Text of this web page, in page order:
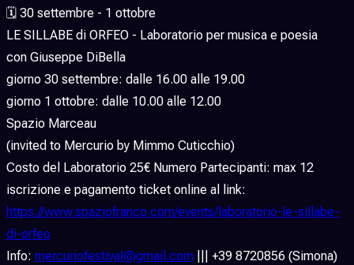
🗓 30 settembre - 1 ottobre
LE SILLABE di ORFEO - Laboratorio per musica e poesia
con Giuseppe DiBella
giorno 30 settembre: dalle 16.00 alle 19.00
giorno 1 ottobre: dalle 10.00 alle 12.00
Spazio Marceau
(invited to Mercurio by Mimmo Cuticchio)
Costo del Laboratorio 25€ Numero Partecipanti: max 12
iscrizione e pagamento ticket online al link:
https://www.spaziofranco.com/events/laboratorio-le-sillabe-
di-orfeo
Info: mercuriofestival@gmail.com ||| +39 8720856 (Simona)